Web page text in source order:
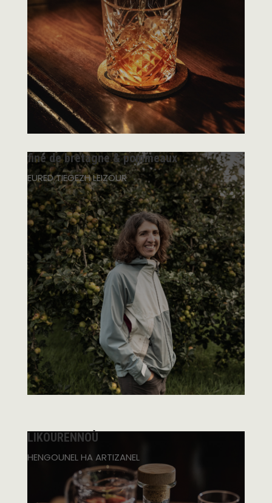
fine de bretagne & pommeaux
EURED TIEGEZH LEIZOUR
LIKOURENNOÙ
HENGOUNEL HA ARTIZANEL